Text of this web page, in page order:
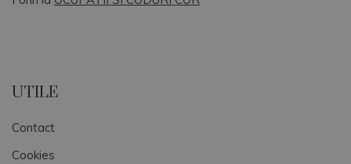
UTILE
Contact
Cookies